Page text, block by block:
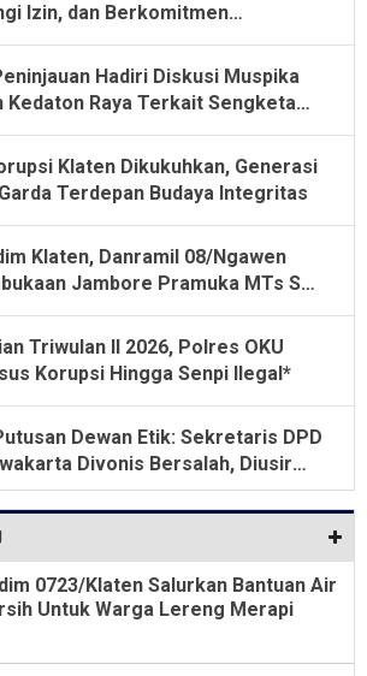
Izin, dan Berkomitmen
Aturan Yang Berlaku
Hadiri Diskusi Muspika
Kedaton Raya Terkait Sengketa
Tani Dengan PT. GNS
Klaten Dikukuhkan, Generasi
Terdepan Budaya Integritas
Klaten, Danramil 08/Ngawen
Jambore Pramuka MTs Se-
2026
Triwulan II 2026, Polres OKU
Korupsi Hingga Senpi Ilegal*
Dewan Etik: Sekretaris DPD
Divonis Bersalah, Diusir
Selama Empat Tahun
0723/Klaten Salurkan Bantuan Air
Untuk Warga Lereng Merapi